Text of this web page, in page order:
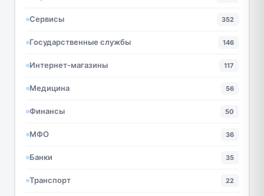
Сервисы 352
Государственные службы 146
Интернет-магазины 117
Медицина 56
Финансы 50
МФО 36
Банки 35
Транспорт 22